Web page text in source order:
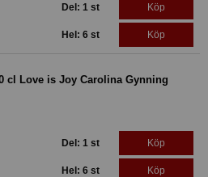
Del: 1 st Köp
Hel: 6 st Köp
cl Love is Joy Carolina Gynning
Del: 1 st Köp
Hel: 6 st Köp